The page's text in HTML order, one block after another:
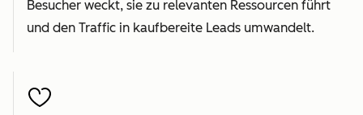
Besucher weckt, sie zu relevanten Ressourcen führt
und den Traffic in kaufbereite Leads umwandelt.